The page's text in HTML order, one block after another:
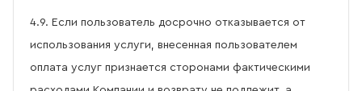
4.9. Если пользователь досрочно отказывается от
использования услуги, внесенная пользователем
оплата услуг признается сторонами фактическими